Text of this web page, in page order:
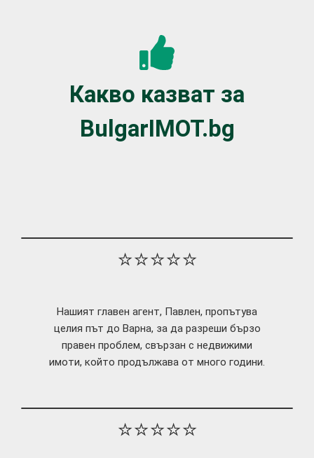
Какво казват за
BulgarIMOT.bg
⭐⭐⭐⭐⭐
Нашият главен агент, Павлен, пропътува
целия път до Варна, за да разреши бързо
правен проблем, свързан с недвижими
имоти, който продължава от много години.
⭐⭐⭐⭐⭐